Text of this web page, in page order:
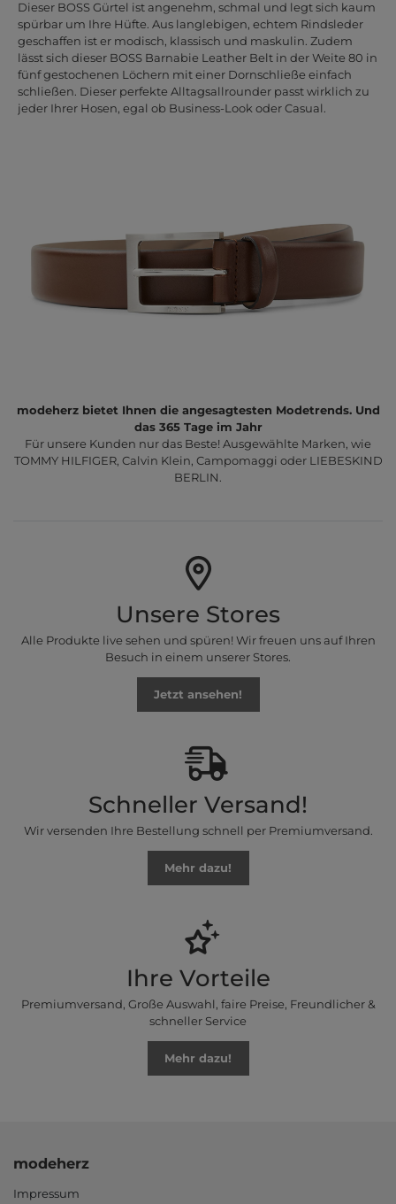
Dieser BOSS Gürtel ist angenehm, schmal und legt sich kaum
spürbar um Ihre Hüfte. Aus langlebigen, echtem Rindsleder
geschaffen ist er modisch, klassisch und maskulin. Zudem
lässt sich dieser BOSS Barnabie Leather Belt in der Weite 80 in
fünf gestochenen Löchern mit einer Dornschließe einfach
schließen. Dieser perfekte Alltagsallrounder passt wirklich zu
jeder Ihrer Hosen, egal ob Business-Look oder Casual.
modeherz bietet Ihnen die angesagtesten Modetrends. Und
das 365 Tage im Jahr
Für unsere Kunden nur das Beste! Ausgewählte Marken, wie
TOMMY HILFIGER, Calvin Klein, Campomaggi oder LIEBESKIND
BERLIN.
Unsere Stores
Alle Produkte live sehen und spüren! Wir freuen uns auf Ihren
Besuch in einem unserer Stores.
Jetzt ansehen!
Schneller Versand!
Wir versenden Ihre Bestellung schnell per Premiumversand.
Mehr dazu!
Ihre Vorteile
Premiumversand, Große Auswahl, faire Preise, Freundlicher &
schneller Service
Mehr dazu!
modeherz
Impressum